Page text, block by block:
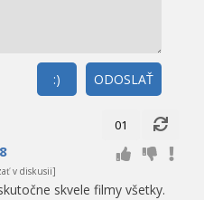
ODOSLAŤ
:)
01
v diskusii]
skvele filmy všetky.